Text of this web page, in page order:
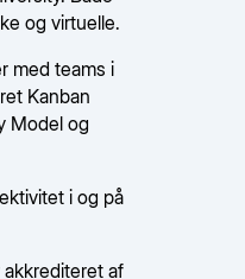
og virtuelle.
med teams i
Kanban
Model og
i og på
af